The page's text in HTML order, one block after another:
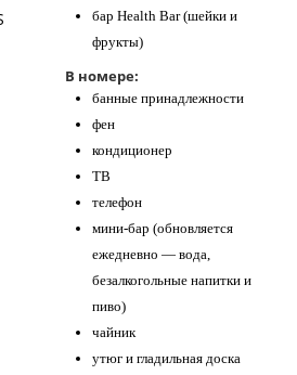
бар Health Bar (шейки и
фрукты)
В номере:
банные принадлежности
фен
кондиционер
ТВ
телефон
мини-бар (обновляется
ежедневно — вода,
безалкогольные напитки и
пиво)
чайник
утюг и гладильная доска